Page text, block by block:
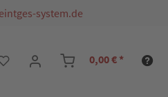
system.de
0,00 € *